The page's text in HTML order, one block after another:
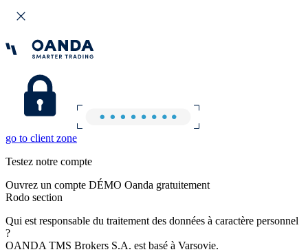
go to client zone
Testez notre compte
Ouvrez un compte DÉMO Oanda gratuitement
Rodo section
Qui est responsable du traitement des données à caractère personnel
?
OANDA TMS Brokers S.A. est basé à Varsovie.